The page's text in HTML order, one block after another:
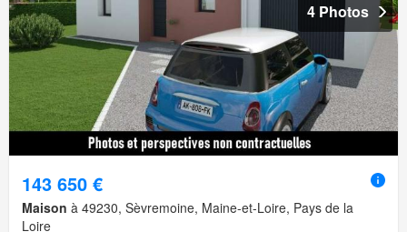
4 Photos
143 650 €
Maison à 49230, Sèvremoine, Maine-et-Loire, Pays de la
Loire